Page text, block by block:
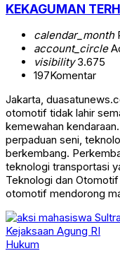
KEKAGUMAN
calendar_month
account_circle
visibility3.675
197Komentar
Jakarta,
otomotif tidak lahir
kemewahan
perpaduan seni,
berkembang.
teknologi transportasi
Teknologi dan
otomotif mendorong
Hukum